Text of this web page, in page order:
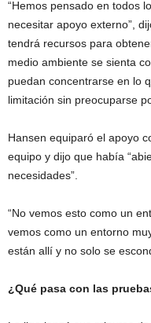
“Hemos pensado en todos
necesitar apoyo externo”,
tendrá recursos para
medio ambiente se sienta
puedan concentrarse en lo
limitación sin preocuparse
Hansen equiparó el apoyo
equipo y dijo que había
necesidades”.
“No vemos esto como un
vemos como un entorno
están allí y no solo se
¿Qué pasa con las